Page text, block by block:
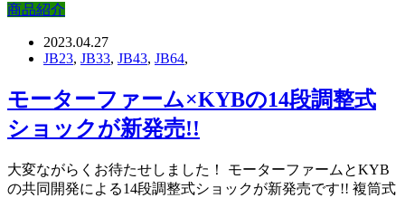
商品紹介
2023.04.27
JB23, JB33, JB43, JB64,
モーターファーム×KYBの14段調整式
ショックが新発売!!
大変ながらくお待たせしました！ モーターファームとKYB
の共同開発による14段調整式ショックが新発売です!! 複筒式